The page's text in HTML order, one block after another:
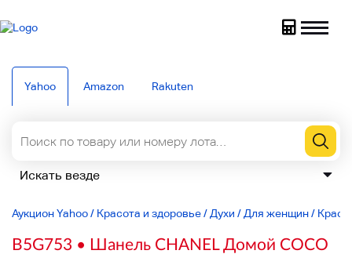
Yahoo Amazon Rakuten
Аукцион Yahoo/ Красота и здоровье/ Духи / Для женщин/
B5G753 • Шанель CHANEL Домой COCO